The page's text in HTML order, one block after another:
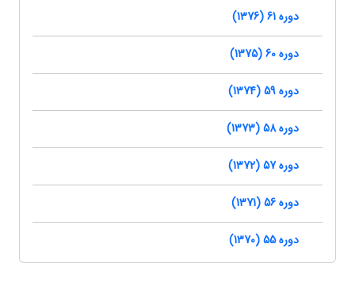
دوره 61 (1376)
دوره 60 (1375)
دوره 59 (1374)
دوره 58 (1373)
دوره 57 (1372)
دوره 56 (1371)
دوره 55 (1370)